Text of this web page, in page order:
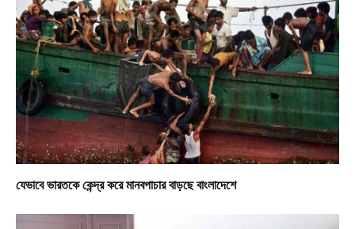
যেভাবে ভারতকে কেন্দ্র করে মানবপাচার বাড়ছে বাংলাদেশে